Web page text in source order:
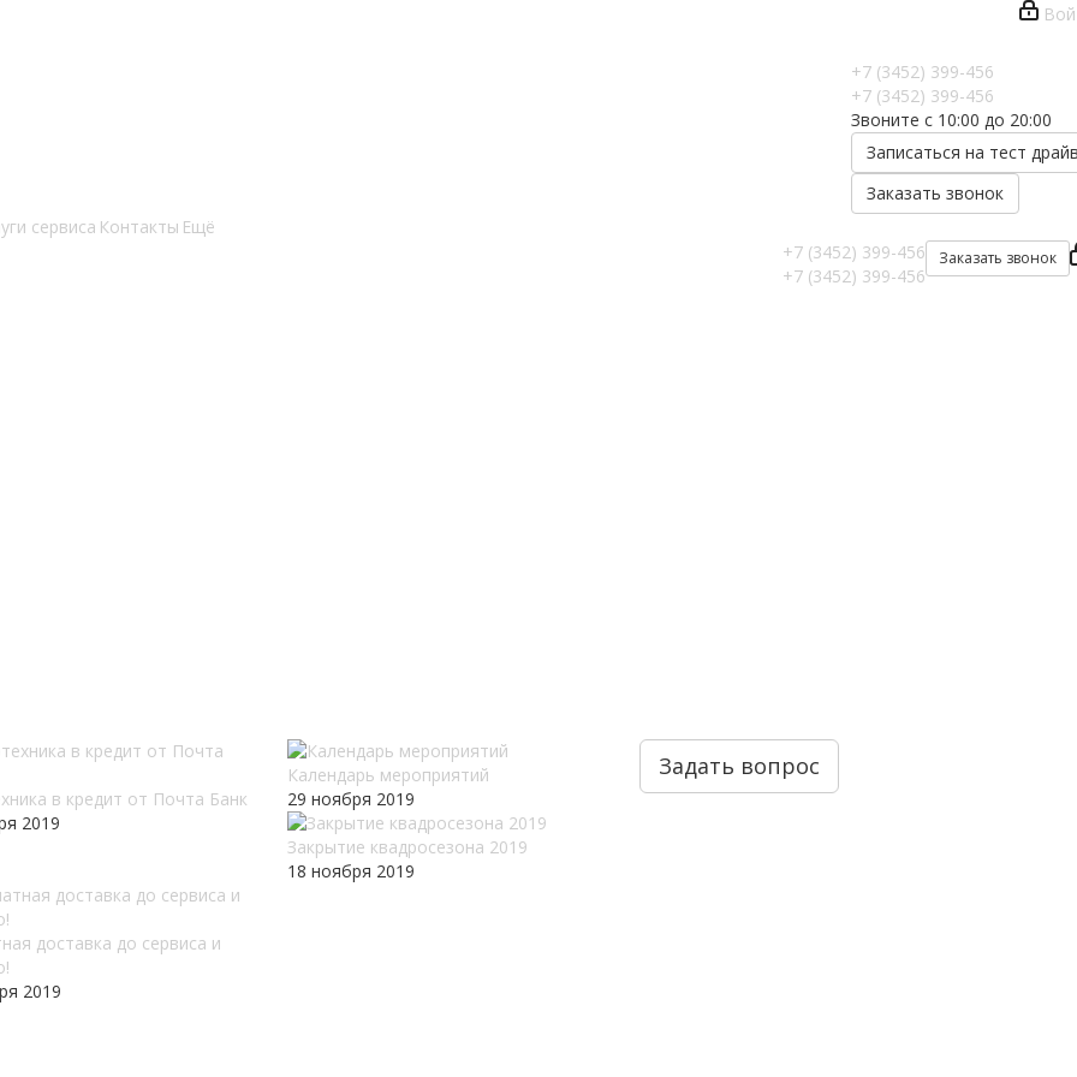
+7 (3452) 399-456
+7 (3452) 399-456
Звоните с 10:00 до 20:00
Записаться на тест
Заказать звонок
сервиса Контакты Ещё
Заказать звонок
+7 (3452) 399-456
+7 (3452) 399-456
в кредит от Почта Банк
2019
Календарь мероприятий
29 ноября 2019
Закрытие квадросезона 2019
18 ноября 2019
доставка до сервиса и
2019
Задать вопрос